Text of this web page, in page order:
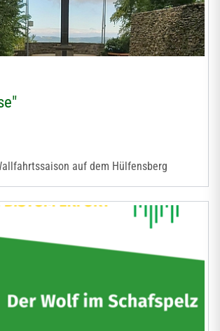
auf dem Hülfensberg